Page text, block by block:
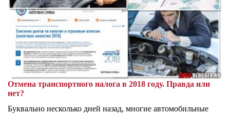
Отмена транспортного налога в 2018 году. Правда или
нет?
Буквально несколько дней назад, многие автомобильные